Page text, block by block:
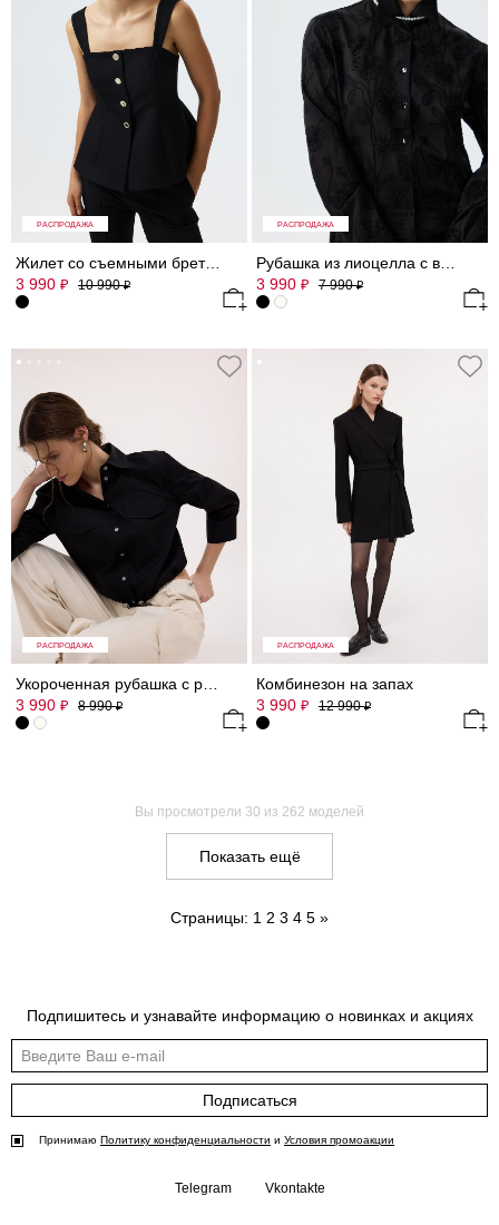
РАСПРОДАЖА
Жилет со съемными бретелями
3 990 ₽ 10 990₽
РАСПРОДАЖА
Рубашка из лиоцелла с вышивкой
3 990 ₽ 7 990₽
РАСПРОДАЖА
3 990 ₽ 8 990₽
РАСПРОДАЖА
Комбинезон на запах
3 990 ₽ 12 990₽
Вы просмотрели 30 из 262 моделей
Показать ещё
Страницы: 1 2 3 4 5 »
Подпишитесь и узнавайте информацию о новинках и акциях
Подписаться
Принимаю Политику конфиденциальности и Условия промоакции
Telegram Vkontakte